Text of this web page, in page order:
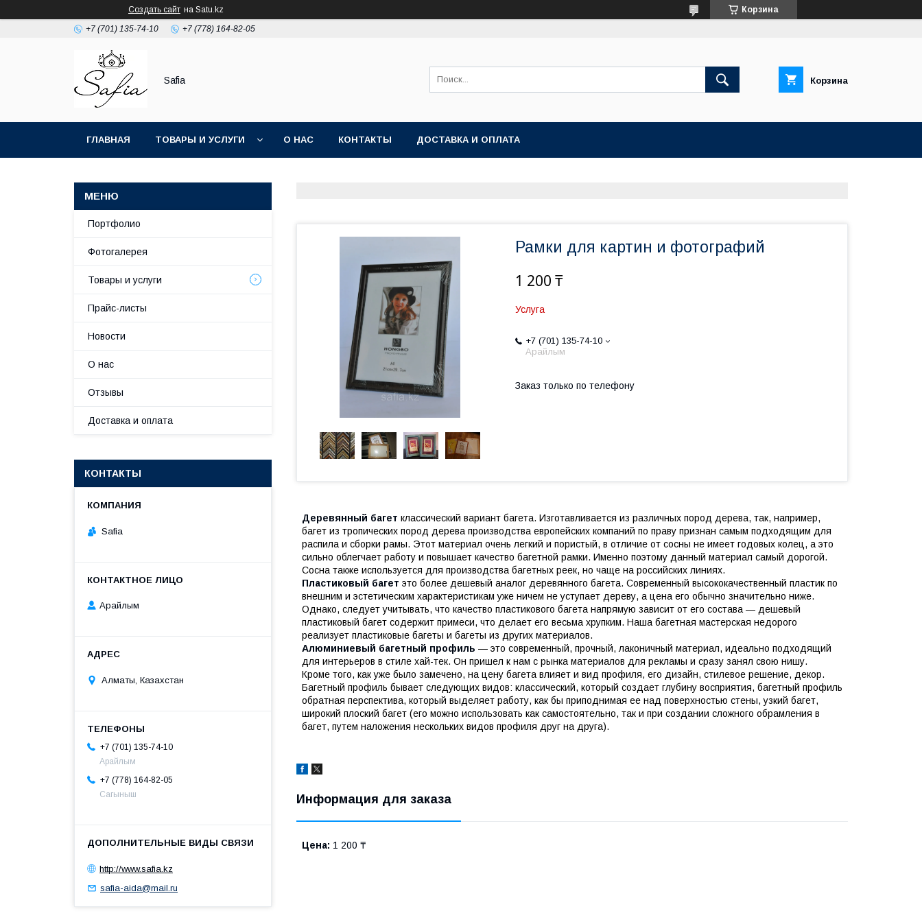
Создать сайт на Satu.kz Корзина
+7 (701) 135-74-10 +7 (778) 164-82-05
Safia Корзина
ГЛАВНАЯ ТОВАРЫ И УСЛУГИ О НАС КОНТАКТЫ ДОСТАВКА И ОПЛАТА
Рамки для картин и фотографий
1 200 ₸
Услуга
+7 (701) 135-74-10
Арайлым
Заказ только по телефону
Деревянный багет классический вариант багета. Изготавливается из различных пород дерева, так, например,
багет из тропических пород дерева производства европейских компаний по праву признан самым подходящим для
распила и сборки рамы. Этот материал очень легкий и пористый, в отличие от сосны не имеет годовых колец, а это
сильно облегчает работу и повышает качество багетной рамки. Именно поэтому данный материал самый дорогой.
Сосна также используется для производства багетных реек, но чаще на российских линиях.
Пластиковый багет это более дешевый аналог деревянного багета. Современный высококачественный пластик по
внешним и эстетическим характеристикам уже ничем не уступает дереву, а цена его обычно значительно ниже.
Однако, следует учитывать, что качество пластикового багета напрямую зависит от его состава ― дешевый
пластиковый багет содержит примеси, что делает его весьма хрупким. Наша багетная мастерская недорого
реализует пластиковые багеты и багеты из других материалов.
Алюминиевый багетный профиль ― это современный, прочный, лаконичный материал, идеально подходящий
для интерьеров в стиле хай-тек. Он пришел к нам с рынка материалов для рекламы и сразу занял свою нишу.
Кроме того, как уже было замечено, на цену багета влияет и вид профиля, его дизайн, стилевое решение, декор.
Багетный профиль бывает следующих видов: классический, который создает глубину восприятия, багетный профиль
обратная перспектива, который выделяет работу, как бы приподнимая ее над поверхностью стены, узкий багет,
широкий плоский багет (его можно использовать как самостоятельно, так и при создании сложного обрамления в
багет, путем наложения нескольких видов профиля друг на друга).
Информация для заказа
Цена: 1 200 ₸
Портфолио
Фотогалерея
Товары и услуги
Прайс-листы
Новости
О нас
Отзывы
Доставка и оплата
КОНТАКТЫ
Safia
Арайлым
Алматы, Казахстан
+7 (701) 135-74-10
Арайлым
+7 (778) 164-82-05
Сагыныш
http://www.safia.kz
safia-aida@mail.ru